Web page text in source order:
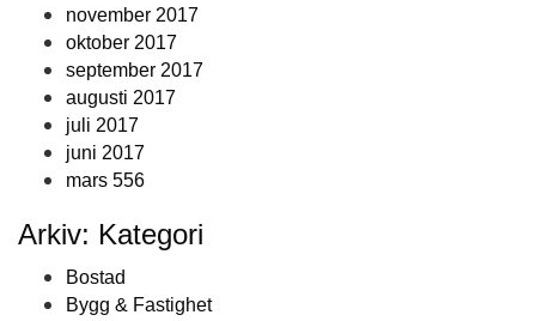
november 2017
oktober 2017
september 2017
augusti 2017
juli 2017
juni 2017
mars 556
Arkiv: Kategori
Bostad
Bygg & Fastighet